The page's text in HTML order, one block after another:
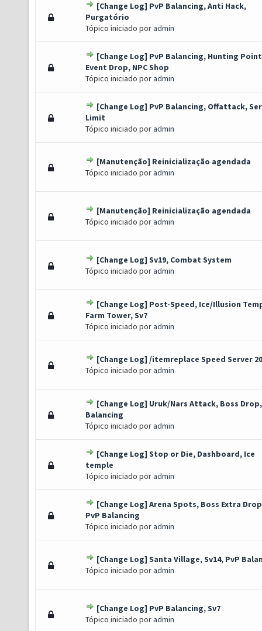
[Change Log] PvP Balancing, Anti Hack,
Purgatório
Tópico iniciado poradmin
- 0 de 5 em média
45
[Change Log] PvP Balancing, Hunting
Event Drop, NPC Shop
Tópico iniciado poradmin
- 0 de 5 em média
45
[Change Log] PvP Balancing, Offattack,
Limit
Tópico iniciado poradmin
- 0 de 5 em média
45
[Manutenção] Reinicialização agendada
Tópico iniciado poradmin
- 0 de 5 em média
45
[Manutenção] Reinicialização agendada
Tópico iniciado poradmin
- 1 de 5 em média
45
[Change Log] Sv19, Combat System
Tópico iniciado poradmin
- 3 de 5 em média
45
[Change Log] Post-Speed, Ice/Illusion
Farm Tower, Sv7
Tópico iniciado poradmin
- 1 de 5 em média
45
[Change Log] /itemreplace Speed Server
Tópico iniciado poradmin
1 Voto(s) - 5 de 5 em média
45
[Change Log] Uruk/Nars Attack, Boss
Balancing
Tópico iniciado poradmin
- 0 de 5 em média
45
[Change Log] Stop or Die, Dashboard, Ice
temple
Tópico iniciado poradmin
1 Voto(s) - 4 de 5 em média
45
[Change Log] Arena Spots, Boss Extra
PvP Balancing
Tópico iniciado poradmin
- 2.6 de 5 em média
45
[Change Log] Santa Village, Sv14, PvP
Tópico iniciado poradmin
- 2.67 de 5 em média
45
[Change Log] PvP Balancing, Sv7
Tópico iniciado poradmin
- 0 de 5 em média
45